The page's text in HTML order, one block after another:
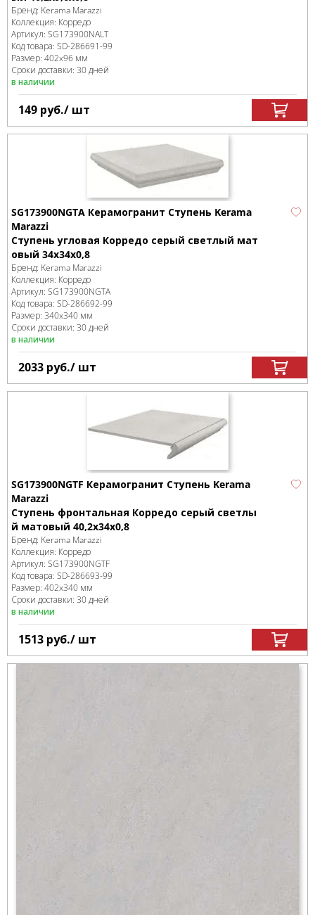
Бренд: Kerama Marazzi
Коллекция: Корредо
Артикул: SG173900NALT
Код товара: SD-286691-99
Размер: 402x96 мм
Сроки доставки: 30 дней
в наличии
149 руб./ шт
SG173900NGTA Керамогранит Ступень Kerama
Marazzi
Ступень угловая Корредо серый светлый мат
овый 34x34x0,8
Бренд: Kerama Marazzi
Коллекция: Корредо
Артикул: SG173900NGTA
Код товара: SD-286692-99
Размер: 340x340 мм
Сроки доставки: 30 дней
в наличии
2033 руб./ шт
SG173900NGTF Керамогранит Ступень Kerama
Marazzi
Ступень фронтальная Корредо серый светлы
й матовый 40,2x34x0,8
Бренд: Kerama Marazzi
Коллекция: Корредо
Артикул: SG173900NGTF
Код товара: SD-286693-99
Размер: 402x340 мм
Сроки доставки: 30 дней
в наличии
1513 руб./ шт